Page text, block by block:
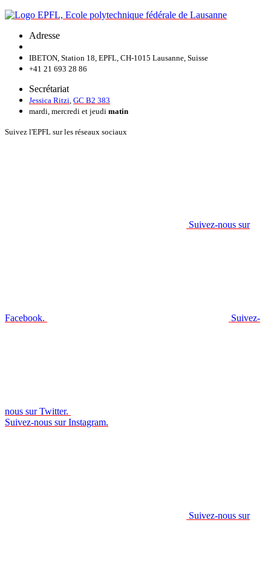
Adresse
IBETON, Station 18, EPFL, CH-1015 Lausanne, Suisse
+41 21 693 28 86
Secrétariat
Jessica Ritzi GC B2 383
mardi, mercredi et jeudi matin
Suivez l'EPFL sur les réseaux sociaux
Suivez-nous sur
Facebook. Suivez-
nous sur Twitter.
Suivez-nous sur Instagram.
Suivez-nous sur